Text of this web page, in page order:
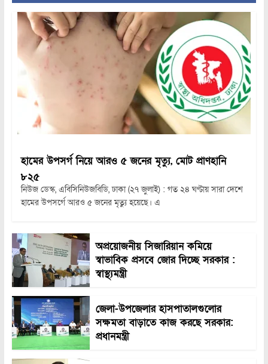
হামের উপসর্গ নিয়ে আরও ৫ জনের মৃত্যু, মোট প্রাণহানি
৮২৫
নিউজ ডেস্ক, এবিসিনিউজবিডি, ঢাকা (২৭ জুলাই) : গত ২৪ ঘণ্টায় সারা দেশে
হামের উপসর্গে আরও ৫ জনের মৃত্যু হয়েছে। এ
অপ্রয়োজনীয় সিজারিয়ান কমিয়ে
স্বাভাবিক প্রসবে জোর দিচ্ছে সরকার :
স্বাস্থ্যমন্ত্রী
জেলা-উপজেলার হাসপাতালগুলোর
সক্ষমতা বাড়াতে কাজ করছে সরকার:
প্রধানমন্ত্রী